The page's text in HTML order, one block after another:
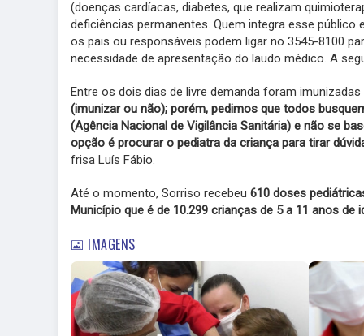
(doenças cardíacas, diabetes, que realizam
deficiências permanentes. Quem integra esse
os pais ou responsáveis podem ligar no 3545-8100
necessidade de apresentação do laudo médico. A
Entre os dois dias de livre demanda foram
(imunizar ou não); porém, pedimos que todos
(Agência Nacional de Vigilância Sanitária) e não se
opção é procurar o pediatra da criança para tirar
frisa Luís Fábio.
Até o momento, Sorriso recebeu 610 doses
Município que é de 10.299 crianças de 5 a 11 anos de
IMAGENS